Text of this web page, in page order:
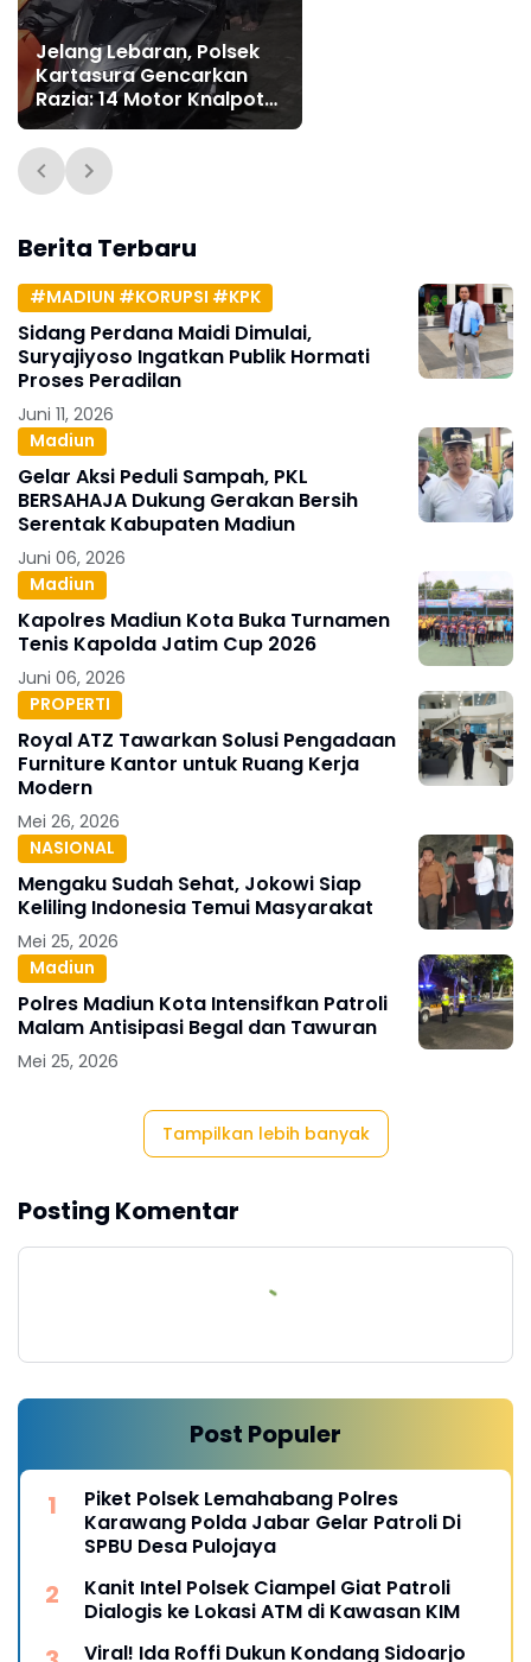
Jelang Lebaran, Polsek
Kartasura Gencarkan
Razia: 14 Motor Knalpot
Brong Diamankan
Berita Terbaru
#MADIUN #KORUPSI #KPK
Sidang Perdana Maidi Dimulai,
Suryajiyoso Ingatkan Publik Hormati
Proses Peradilan
Juni 11, 2026
Madiun
Gelar Aksi Peduli Sampah, PKL
BERSAHAJA Dukung Gerakan Bersih
Serentak Kabupaten Madiun
Juni 06, 2026
Madiun
Kapolres Madiun Kota Buka Turnamen
Tenis Kapolda Jatim Cup 2026
Juni 06, 2026
PROPERTI
Royal ATZ Tawarkan Solusi Pengadaan
Furniture Kantor untuk Ruang Kerja
Modern
Mei 26, 2026
NASIONAL
Mengaku Sudah Sehat, Jokowi Siap
Keliling Indonesia Temui Masyarakat
Mei 25, 2026
Madiun
Polres Madiun Kota Intensifkan Patroli
Malam Antisipasi Begal dan Tawuran
Mei 25, 2026
Tampilkan lebih banyak
Posting Komentar
Post Populer
Piket Polsek Lemahabang Polres
Karawang Polda Jabar Gelar Patroli Di
SPBU Desa Pulojaya
Kanit Intel Polsek Ciampel Giat Patroli
Dialogis ke Lokasi ATM di Kawasan KIM
Viral! Ida Roffi Dukun Kondang Sidoarjo